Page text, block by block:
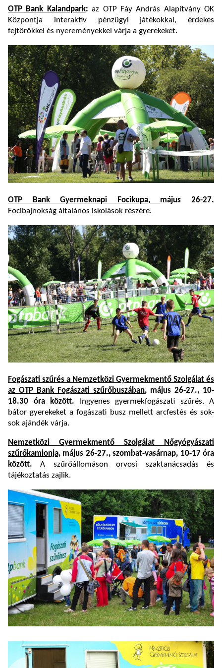
OTP Bank Kalandpark: az OTP Fáy András Alapítvány OK
Központja interaktív pénzügyi játékokkal, érdekes
fejtörőkkel és nyereményekkel várja a gyerekeket.
OTP Bank Gyermeknapi Focikupa, május 26-27.
Focibajnokság általános iskolások részére.
Fogászati szűrés a Nemzetközi Gyermekmentő Szolgálat és
az OTP Bank Fogászati szűrőbuszában, május 26-27., 10-
18.30 óra között.
Ingyenes gyermekfogászati szűrés. A
bátor gyerekeket a fogászati busz mellett arcfestés és sok-
sok ajándék várja.
Nemzetközi Gyermekmentő Szolgálat Nőgyógyászati
szűrőkamionja, május 26-27., szombat-vasárnap, 10-17 óra
között.A szűrőállomáson orvosi szaktanácsadás és
tájékoztatás zajlik.